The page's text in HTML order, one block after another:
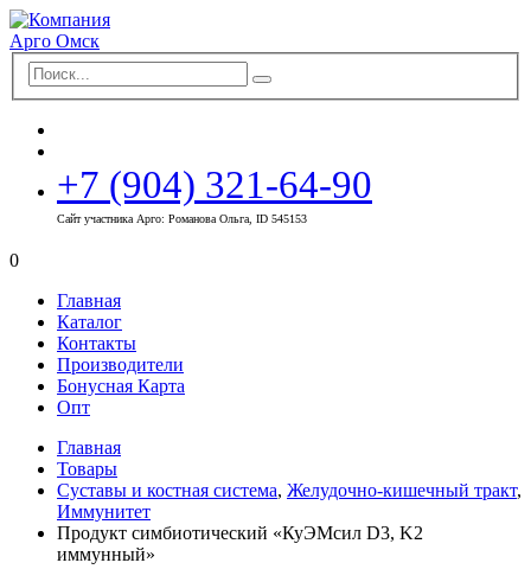
+7 (904) 321-64-90
Сайт участника Арго: Романова Ольга, ID 545153
0
Главная
Каталог
Контакты
Производители
Бонусная Карта
Опт
Главная
Товары
Суставы и костная система, Желудочно-кишечный тракт,
Иммунитет
Продукт симбиотический «КуЭМсил D3, K2
иммунный»